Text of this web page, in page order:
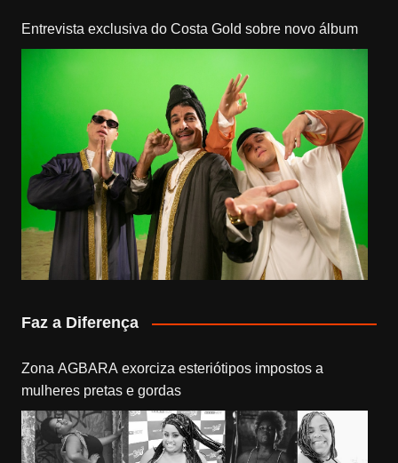
Entrevista exclusiva do Costa Gold sobre novo álbum
Faz a Diferença
Zona AGBARA exorciza esteriótipos impostos a
mulheres pretas e gordas